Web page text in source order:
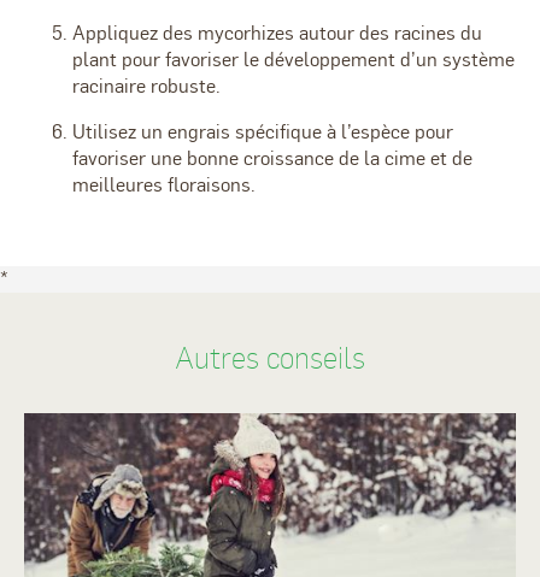
Appliquez des mycorhizes autour des racines du
plant pour favoriser le développement d’un système
racinaire robuste.
Utilisez un engrais spécifique à l’espèce pour
favoriser une bonne croissance de la cime et de
meilleures floraisons.
*
Autres conseils